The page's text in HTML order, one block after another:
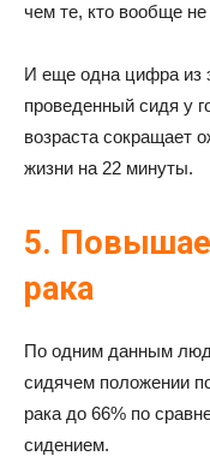
чем те, кто вообще
И еще одна цифра из
проведенный сидя у
возраста сокращает
жизни на 22 минуты.
5.
рака
По одним данным
сидячем положении
рака до 66% по
сидением.